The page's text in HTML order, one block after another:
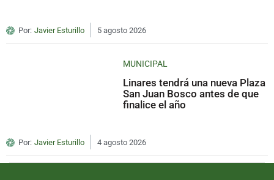
Por: Javier Esturillo 5 agosto 2026
MUNICIPAL
Linares tendrá una nueva Plaza
San Juan Bosco antes de que
finalice el año
Por: Javier Esturillo 4 agosto 2026